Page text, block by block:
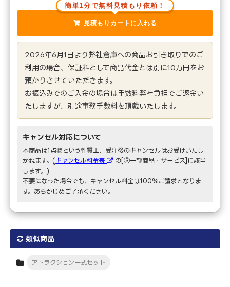
簡単1分で無料見積もり依頼！
2026年6月1日より弊社倉庫への商品お引き取りでのご
利用の場合、保証料として商品代金とは別に10万円をお
預かりさせていただきます。
お振込みでのご入金の場合は手数料弊社負担でご返金い
たしますが、別途事務手数料を頂戴いたします。
キャンセル対応について
本商品は1点物という性質上、受注後のキャンセルはお受けいたし
かねます。(キャンセル料金表
の[③一部商品・サービス]に該当
します。)
不要になった場合でも、キャンセル料金は100％ご請求となりま
す。あらかじめご了承ください。
類似商品
アトラクション一式セット